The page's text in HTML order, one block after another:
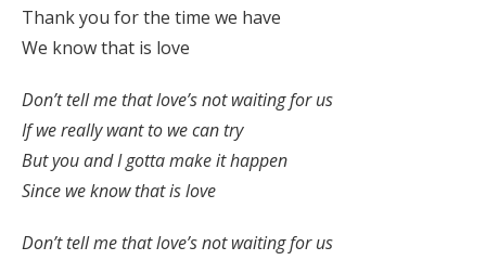
Thank you for the time we have
We know that is love
Don’t tell me that love’s not waiting for us
If we really want to we can try
But you and I gotta make it happen
Since we know that is love
Don’t tell me that love’s not waiting for us